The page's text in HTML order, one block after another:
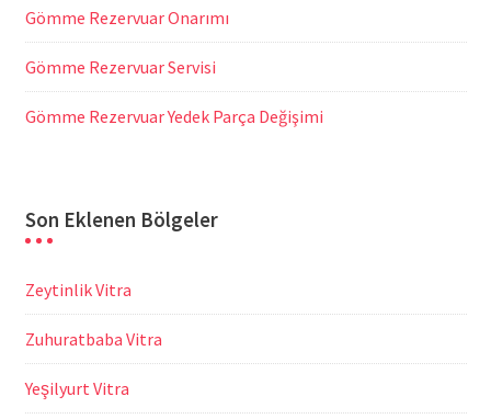
Gömme Rezervuar Onarımı
Gömme Rezervuar Servisi
Gömme Rezervuar Yedek Parça Değişimi
Son Eklenen Bölgeler
Zeytinlik Vitra
Zuhuratbaba Vitra
Yeşilyurt Vitra